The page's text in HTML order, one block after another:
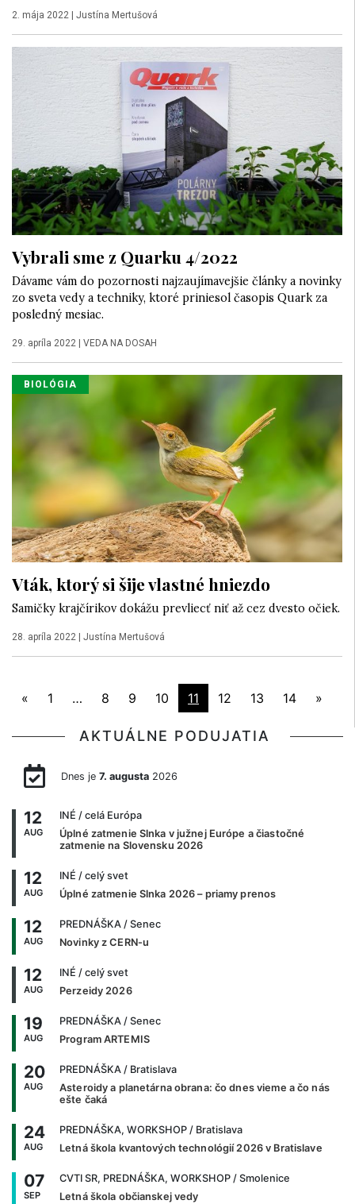
2. mája 2022 Justína Mertušová
Vybrali sme z Quarku 4/2022
Dávame vám do pozornosti najzaujímavejšie články a novinky
zo sveta vedy a techniky, ktoré priniesol časopis Quark za
posledný mesiac.
29. apríla 2022 | VEDA NA DOSAH
BIOLÓGIA
Vták, ktorý si šije vlastné hniezdo
Samičky krajčírikov dokážu prevliecť niť až cez dvesto očiek.
28. apríla 2022 | Justína Mertušová
« 1 … 8 9 10 11 12 13 14 »
AKTUÁLNE PODUJATIA
Dnes je 7. augusta2026
12
AUG
INÉ / celá Európa
Úplné zatmenie Slnka v južnej Európe a čiastočné
zatmenie na Slovensku 2026
12
AUG
INÉ / celý svet
Úplné zatmenie Slnka 2026 – priamy prenos
12
AUG
PREDNÁŠKA / Senec
Novinky z CERN-u
12
AUG
INÉ / celý svet
Perzeidy 2026
19
AUG
PREDNÁŠKA / Senec
Program ARTEMIS
20
AUG
PREDNÁŠKA / Bratislava
Asteroidy a planetárna obrana: čo dnes vieme a čo nás
ešte čaká
24
AUG
PREDNÁŠKA, WORKSHOP / Bratislava
Letná škola kvantových technológií 2026 v Bratislave
07
SEP
CVTI SR, PREDNÁŠKA, WORKSHOP / Smolenice
Letná škola občianskej vedy